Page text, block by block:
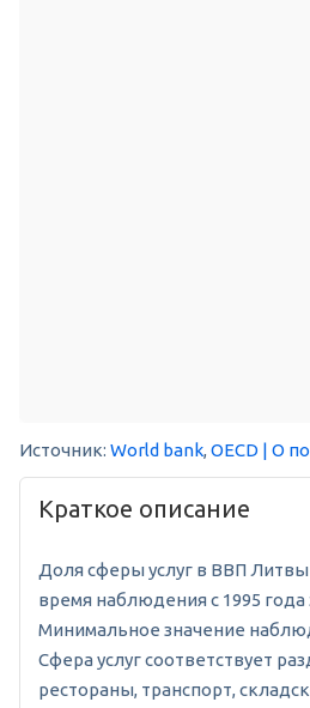
Источник: World bank,OECD | О
Краткое описание
Доля сферы услуг в ВВП Литвы
время наблюдения с 1995
Минимальное значение
Сфера услуг соответствует
рестораны, транспорт,